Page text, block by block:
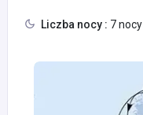
Liczba nocy : 7 nocy